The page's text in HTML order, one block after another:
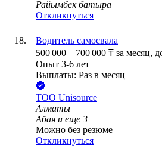
Райымбек батыра
Откликнуться
Водитель самосвала
500 000 – 700 000 ₸ за месяц,
Опыт 3-6 лет
Выплаты: Раз в месяц
ТОО Unisource
Алматы
Абая и еще 3
Можно без резюме
Откликнуться